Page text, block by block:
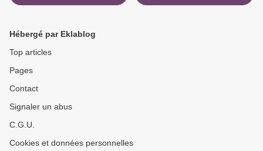
Si Razboinicul Vanator
720P >
Hébergé par Eklablog
Top articles
Pages
Contact
Signaler un abus
C.G.U.
Cookies et données personnelles